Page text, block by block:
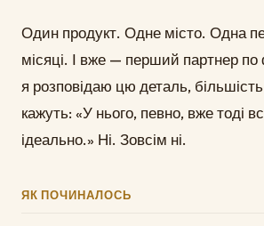
Один продукт. Одне місто. Одна
місяці. І вже — перший партнер
я розповідаю цю деталь,
кажуть: «У нього, певно, вже тоді
ідеально.» Ні. Зовсім ні.
ЯК ПОЧИНАЛОСЬ